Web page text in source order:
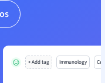
+ Add tag Immunology